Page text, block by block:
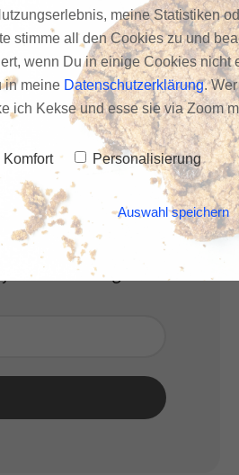
Kostet keinen
Mail möglich.
meine Statistiken
stimme all den Cookies zu und
wenn Du in einige Cookies nicht
in meine Datenschutzerklärung.
ich Kekse und esse sie via Zoom
Komfort Personalisierung
Auswahl speichern